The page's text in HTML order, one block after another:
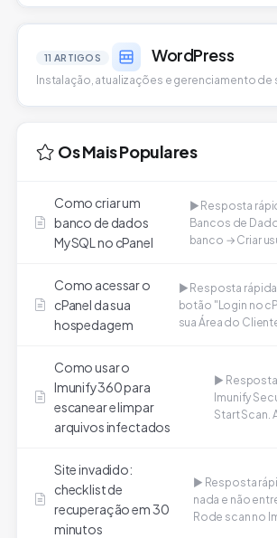
11 ARTIGOS WordPress
Instalação, atualizações e gerenciamento de
Os Mais Populares
Como criar um
banco de dados
MySQL no cPanel
▶ Resposta
Bancos de
banco → Criar
Como acessar o
cPanel da sua
hospedagem
▶ Resposta
botão "Login no
sua Área do Cliente
Como usar o
Imunify360 para
escanear e limpar
arquivos infectados
▶
Imunify
Start Scan.
Site invadido:
checklist de
recuperação em 30
minutos
▶ Resposta
nada e não
Rode scan no